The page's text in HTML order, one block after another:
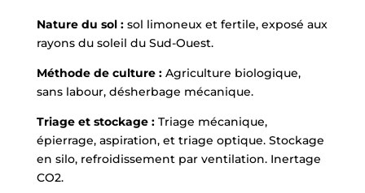
Nature du sol :sol limoneux et fertile, exposé aux
rayons du soleil du Sud-Ouest.
Méthode de culture :Agriculture biologique,
sans labour, désherbage mécanique.
Triage et stockage :Triage mécanique,
épierrage, aspiration, et triage optique. Stockage
en silo, refroidissement par ventilation. Inertage
CO2.